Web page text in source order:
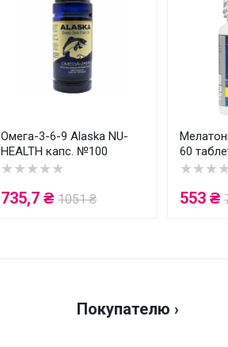
Омега-3-6-9 Alaska NU-
HEALTH капс. №100
★★★★★
735,7 ₴ 1051 ₴
60
553 ₴
Покупателю ›